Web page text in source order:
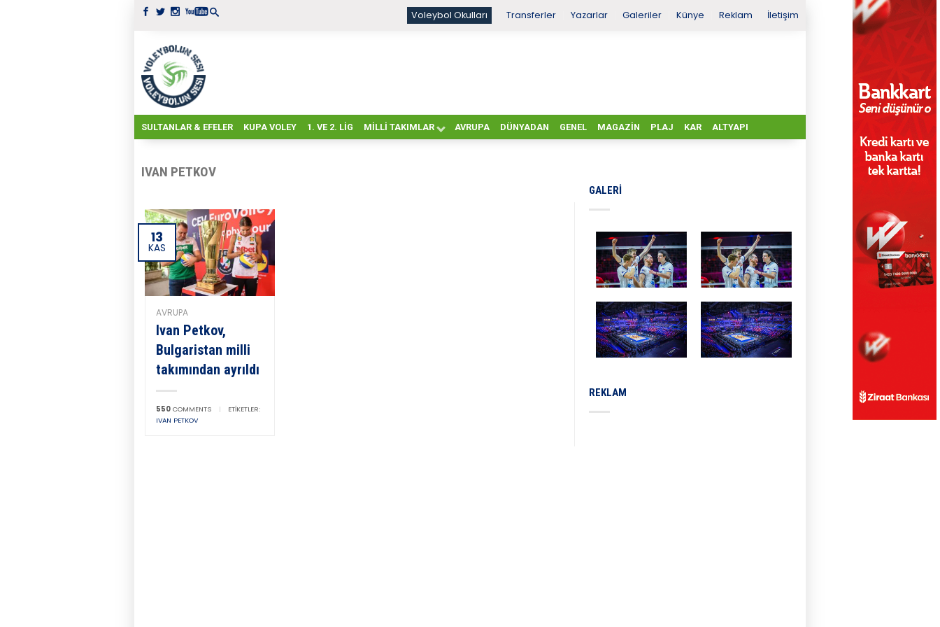
Voleybol Okulları Transferler Yazarlar Galeriler Künye Reklam İletişim
SULTANLAR & EFELER KUPA VOLEY 1. VE 2. LIG MILLI TAKIMLAR AVRUPA DÜNYADAN GENEL MAGAZIN PLAJ KAR ALTYAPI
IVAN PETKOV
13
KAS
AVRUPA
Ivan Petkov,
Bulgaristan milli
takımından ayrıldı
550 COMMENTS |
ETIKETLER:
IVAN PETKOV
GALERI
REKLAM